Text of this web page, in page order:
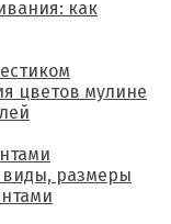
как
цветов мулине
размеры